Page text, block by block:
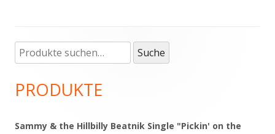
Haupt-
Seitenleiste
Suche
nach:
Suche
PRODUKTE
Sammy & the Hillbilly Beatnik Single "Pickin' on the